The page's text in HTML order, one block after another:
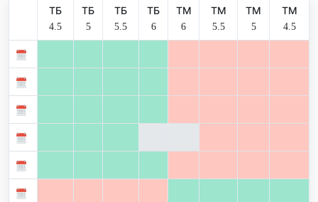
ТБ
4.5
ТБ
5
ТБ
5.5
ТБ
6
ТМ
6
ТМ
5.5
ТМ
5
ТМ
4.5